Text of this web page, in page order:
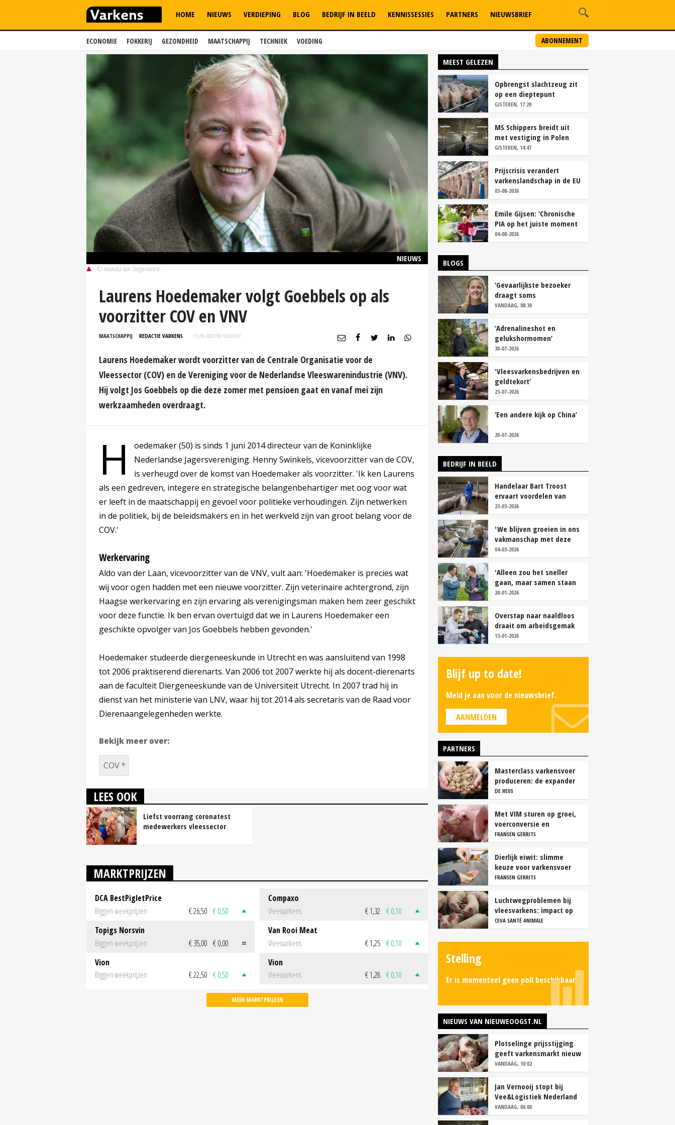
ECONOMIE FOKKERIJ GEZONDHEID MAATSCHAPPIJ TECHNIEK VOEDING ABONNEMENT
HOME NIEUWS VERDIEPING BLOG BEDRIJF IN BEELD KENNISSESSIES PARTNERS NIEUWSBRIEF
NIEUWS
© Anoeska van Slegtenhorst.
Laurens Hoedemaker volgt Goebbels op als
voorzitter COV en VNV
MAATSCHAPPIJ REDACTIE VARKENS 13 JAN 2021 OM 10:03UUR
Laurens Hoedemaker wordt voorzitter van de Centrale Organisatie voor de
Vleessector (COV) en de Vereniging voor de Nederlandse Vleeswarenindustrie (VNV).
Hij volgt Jos Goebbels op die deze zomer met pensioen gaat en vanaf mei zijn
werkzaamheden overdraagt.
H
oedemaker (50) is sinds 1 juni 2014 directeur van de Koninklijke
Nederlandse Jagersvereniging. Henny Swinkels, vicevoorzitter van de COV,
is verheugd over de komst van Hoedemaker als voorzitter. 'Ik ken Laurens
als een gedreven, integere en strategische belangenbehartiger met oog voor wat
er leeft in de maatschappij en gevoel voor politieke verhoudingen. Zijn netwerken
in de politiek, bij de beleidsmakers en in het werkveld zijn van groot belang voor de
COV.'
Werkervaring
Aldo van der Laan, vicevoorzitter van de VNV, vult aan: 'Hoedemaker is precies wat
wij voor ogen hadden met een nieuwe voorzitter. Zijn veterinaire achtergrond, zijn
Haagse werkervaring en zijn ervaring als verenigingsman maken hem zeer geschikt
voor deze functie. Ik ben ervan overtuigd dat we in Laurens Hoedemaker een
geschikte opvolger van Jos Goebbels hebben gevonden.'
Hoedemaker studeerde diergeneeskunde in Utrecht en was aansluitend van 1998
tot 2006 praktiserend dierenarts. Van 2006 tot 2007 werkte hij als docent-dierenarts
aan de faculteit Diergeneeskunde van de Universiteit Utrecht. In 2007 trad hij in
dienst van het ministerie van LNV, waar hij tot 2014 als secretaris van de Raad voor
Dierenaangelegenheden werkte.
Bekijk meer over:
COV
LEES OOK
Liefst voorrang coronatest
medewerkers vleessector
MARKTPRIJZEN
DCA BestPigletPrice
Biggen weekprijzen
€ 26,50 € 0,50
Topigs Norsvin
Biggen weekprijzen
€ 35,00 € 0,00
Vion
Biggen weekprijzen
€ 22,50 € 0,50
Compaxo
Vleesvarkens
€ 1,32 € 0,10
Van Rooi Meat
Vleesvarkens
€ 1,25 € 0,10
Vion
Vleesvarkens
€ 1,28 € 0,10
MEER MARKTPRIJZEN
MEEST GELEZEN
Opbrengst slachtzeug zit
op een dieptepunt
GISTEREN, 17:29
MS Schippers breidt uit
met vestiging in Polen
GISTEREN, 14:47
Prijscrisis verandert
varkenslandschap in de EU
rap
03-08-2026
Emile Gijsen: ‘Chronische
PIA op het juiste moment
tackelen’
04-08-2026
BLOGS
‘Gevaarlijkste bezoeker
draagt soms
overschoenen’
VANDAAG, 08:30
‘Adrenalineshot en
gelukshormomen’
30-07-2026
‘Vleesvarkensbedrijven en
geldtekort’
23-07-2026
‘Een andere kijk op China’
20-07-2026
BEDRIJF IN BEELD
Handelaar Bart Troost
ervaart voordelen van
coöperatieve voerfusie
23-03-2026
'We blijven groeien in ons
vakmanschap met deze
teamaanpak'
04-03-2026
'Alleen zou het sneller
gaan, maar samen staan
we stukken sterker'
20-01-2026
Overstap naar naaldloos
draait om arbeidsgemak
en diervriendelijkheid
13-01-2026
Blijf up to date!
Meld je aan voor de nieuwsbrief.
AANMELDEN
PARTNERS
Masterclass varkensvoer
produceren: de expander
DE HEUS
Met VIM sturen op groei,
voerconversie en
rendement
FRANSEN GERRITS
Dierlijk eiwit: slimme
keuze voor varkensvoer
FRANSEN GERRITS
Luchtwegproblemen bij
vleesvarkens: impact op
karkas- en vleeskwaliteit
CEVA SANTÉ ANIMALE
Stelling
Er is momenteel geen poll beschikbaar.
NIEUWS VAN NIEUWEOOGST.NL
Plotselinge prijsstijging
geeft varkensmarkt nieuw
perspectief
VANDAAG, 10:02
Jan Vernooij stopt bij
Vee&Logistiek Nederland
VANDAAG, 06:00